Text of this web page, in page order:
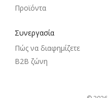
Προϊόντα
Συνεργασία
Πώς να διαφημίζετε
B2B ζώνη